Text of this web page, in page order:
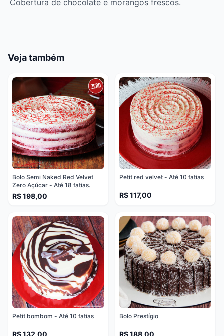
Cobertura de chocolate e morangos frescos.
Veja também
Bolo Semi Naked Red Velvet
Zero Açúcar - Até 18 fatias.
R$ 198,00
Petit red velvet - Até 10 fatias
R$ 117,00
Petit bombom - Até 10 fatias
R$ 132,00
Bolo Prestígio
R$ 188,00